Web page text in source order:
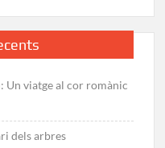
Un viatge al cor romànic
dels arbres